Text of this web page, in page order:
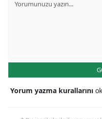
Yorum yazma kurallarını